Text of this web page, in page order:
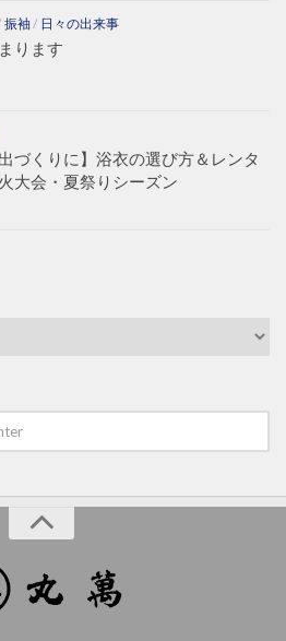
振袖 / 日々の出来事
ります
づくりに】浴衣の選び方＆レンタ
大会・夏祭りシーズン